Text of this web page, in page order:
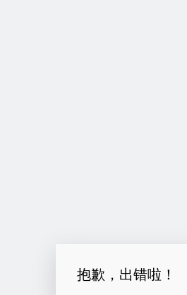
抱歉，出错啦！